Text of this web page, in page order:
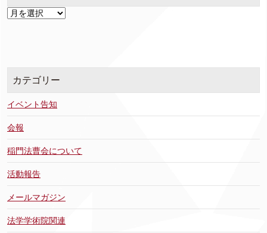
ア
カテゴリー
イベント告知
会報
稲門法曹会について
活動報告
メールマガジン
法学学術院関連